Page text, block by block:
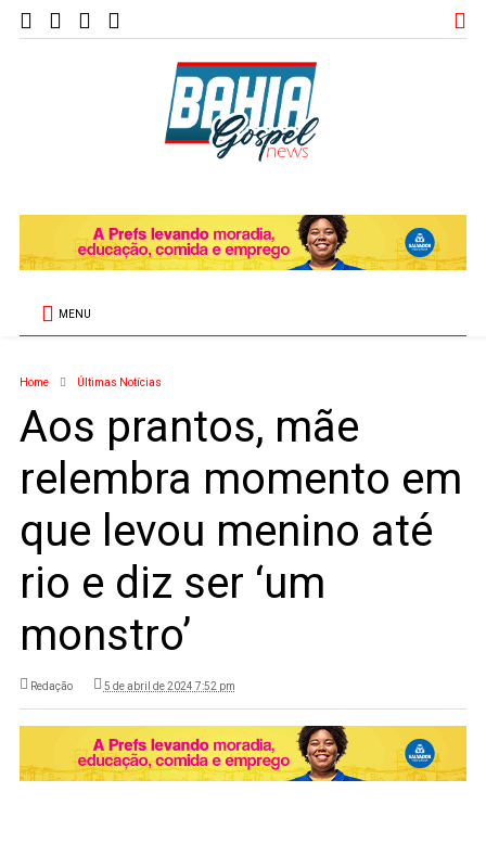
MENU
Home Últimas Notícias
Aos prantos, mãe
relembra momento em
que levou menino até
rio e diz ser ‘um
monstro’
Redação 5 de abril de 2024 7:52 pm